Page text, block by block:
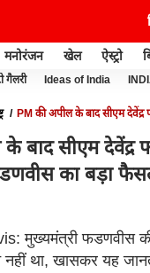
मनोरंजन खेल ऐस्ट्रो
गैलरी Ideas of India
PM की अपील के बाद सीएम
बाद सीएम देवेंद्र
का बड़ा
मुख्यमंत्री फडणवीस
था, खासकर यह